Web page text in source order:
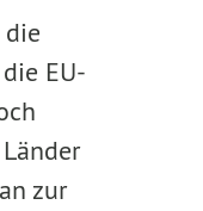
die
EU-
zur